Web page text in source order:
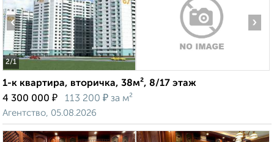
2/1
‹ ›
1-к квартира, вторичка, 38м², 8/17 этаж
4 300 000 ₽ 113 200 ₽ за м²
Агентство, 05.08.2026